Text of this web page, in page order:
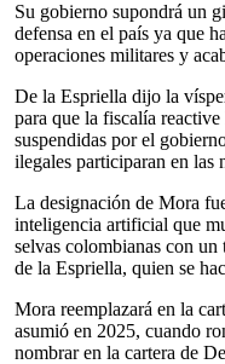
Su gobierno supondrá un
defensa en el país ya que
operaciones militares y
De la Espriella dijo la
para que la fiscalía
suspendidas por el
ilegales participaran en las
La designación de Mora
inteligencia artificial que
selvas colombianas con
de la Espriella, quien se
Mora reemplazará en la
asumió en 2025, cuando
nombrar en la cartera de